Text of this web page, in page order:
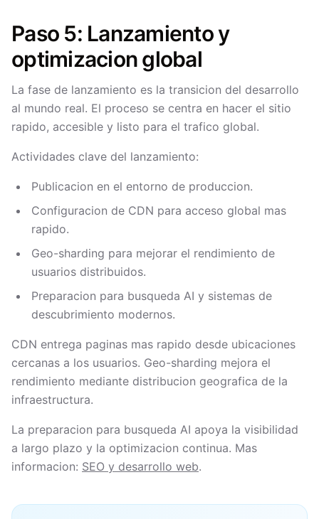
Paso 5: Lanzamiento y
optimizacion global
La fase de lanzamiento es la transicion del desarrollo
al mundo real. El proceso se centra en hacer el sitio
rapido, accesible y listo para el trafico global.
Actividades clave del lanzamiento:
Publicacion en el entorno de produccion.
Configuracion de CDN para acceso global mas
rapido.
Geo-sharding para mejorar el rendimiento de
usuarios distribuidos.
Preparacion para busqueda AI y sistemas de
descubrimiento modernos.
CDN entrega paginas mas rapido desde ubicaciones
cercanas a los usuarios. Geo-sharding mejora el
rendimiento mediante distribucion geografica de la
infraestructura.
La preparacion para busqueda AI apoya la visibilidad
a largo plazo y la optimizacion continua. Mas
informacion: SEO y desarrollo web.